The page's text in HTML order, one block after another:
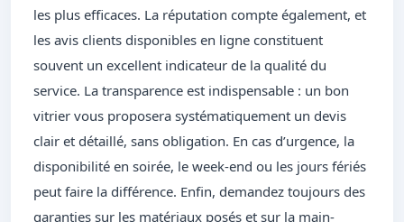
les plus efficaces. La réputation compte également, et
les avis clients disponibles en ligne constituent
souvent un excellent indicateur de la qualité du
service. La transparence est indispensable : un bon
vitrier vous proposera systématiquement un devis
clair et détaillé, sans obligation. En cas d’urgence, la
disponibilité en soirée, le week-end ou les jours fériés
peut faire la différence. Enfin, demandez toujours des
garanties sur les matériaux posés et sur la main-